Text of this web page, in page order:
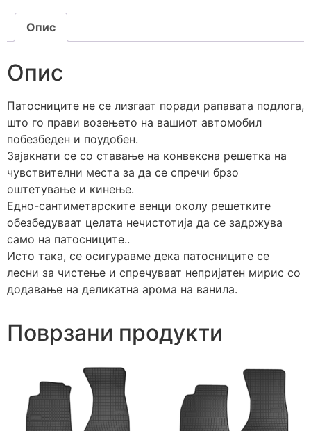
Опис
Опис
Патосниците не се лизгаат поради рапавата подлога,
што го прави возењето на вашиот автомобил
побезбеден и поудобен.
Зајакнати се со ставање на конвексна решетка на
чувствителни места за да се спречи брзо
оштетување и кинење.
Едно-сантиметарските венци околу решетките
обезбедуваат целата нечистотија да се задржува
само на патосниците..
Исто така, се осигуравме дека патосниците се
лесни за чистење и спречуваат непријатен мирис со
додавање на деликатна арома на ванила.
Поврзани продукти